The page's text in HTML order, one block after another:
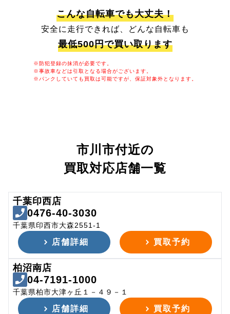
こんな自転車でも大丈夫！
安全に走行できれば、どんな自転車も
最低500円で買い取ります
※防犯登録の抹消が必要です。
※事故車などは引取となる場合がございます。
※パンクしていても買取は可能ですが、保証対象外となります。
市川市付近の
買取対応店舗一覧
千葉印西店
0476-40-3030
千葉県印西市大森2551-1
店舗詳細 買取予約
柏沼南店
04-7191-1000
千葉県柏市大津ヶ丘１－４９－１
店舗詳細 買取予約